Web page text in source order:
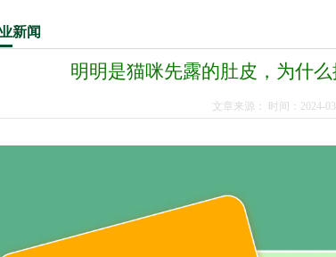
新闻
明明是猫咪先露的肚皮，为什
文章来源： 时间：2024-